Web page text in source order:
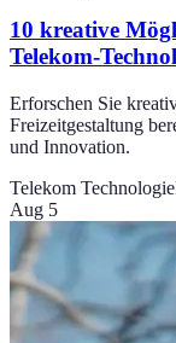
10 kreative
Telekom-
Erforschen Sie
Freizeitgestaltung
und Innovation.
Telekom Technologie
Aug 5